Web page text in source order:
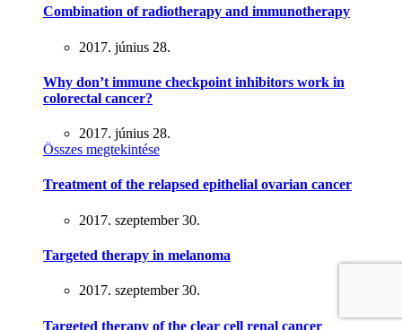
Combination of radiotherapy and immunotherapy
2017. június 28.
Why don’t immune checkpoint inhibitors work in
colorectal cancer?
2017. június 28.
Összes megtekintése
Treatment of the relapsed epithelial ovarian cancer
2017. szeptember 30.
Targeted therapy in melanoma
2017. szeptember 30.
Targeted therapy of the clear cell renal cancer